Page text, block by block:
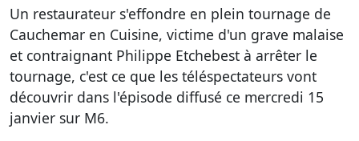
Un restaurateur s'effondre en plein tournage de
Cauchemar en Cuisine, victime d'un grave malaise
et contraignant Philippe Etchebest à arrêter le
tournage, c'est ce que les téléspectateurs vont
découvrir dans l'épisode diffusé ce mercredi 15
janvier sur M6.